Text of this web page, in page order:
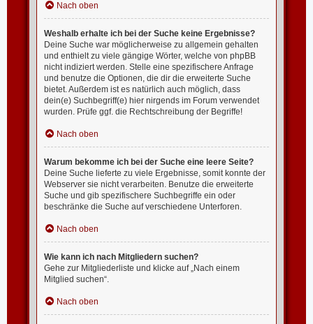
Nach oben
Weshalb erhalte ich bei der Suche keine Ergebnisse?
Deine Suche war möglicherweise zu allgemein gehalten
und enthielt zu viele gängige Wörter, welche von phpBB
nicht indiziert werden. Stelle eine spezifischere Anfrage
und benutze die Optionen, die dir die erweiterte Suche
bietet. Außerdem ist es natürlich auch möglich, dass
dein(e) Suchbegriff(e) hier nirgends im Forum verwendet
wurden. Prüfe ggf. die Rechtschreibung der Begriffe!
Nach oben
Warum bekomme ich bei der Suche eine leere Seite?
Deine Suche lieferte zu viele Ergebnisse, somit konnte der
Webserver sie nicht verarbeiten. Benutze die erweiterte
Suche und gib spezifischere Suchbegriffe ein oder
beschränke die Suche auf verschiedene Unterforen.
Nach oben
Wie kann ich nach Mitgliedern suchen?
Gehe zur Mitgliederliste und klicke auf „Nach einem
Mitglied suchen“.
Nach oben